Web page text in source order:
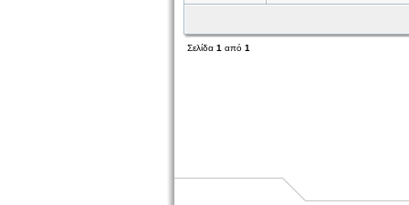
Σελίδα 1 από 1